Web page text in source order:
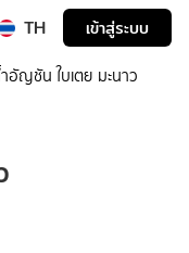
TH เข้าสู่ระบบ
อัญชัน ใบเตย มะนาว